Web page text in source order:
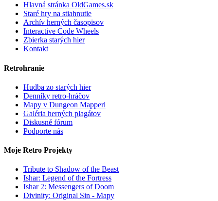
Hlavná stránka OldGames.sk
Staré hry na stiahnutie
Archív herných časopisov
Interactive Code Wheels
Zbierka starých hier
Kontakt
Retrohranie
Hudba zo starých hier
Denníky retro-hráčov
Mapy v Dungeon Mapperi
Galéria herných plagátov
Diskusné fórum
Podporte nás
Moje Retro Projekty
Tribute to Shadow of the Beast
Ishar: Legend of the Fortress
Ishar 2: Messengers of Doom
Divinity: Original Sin - Mapy